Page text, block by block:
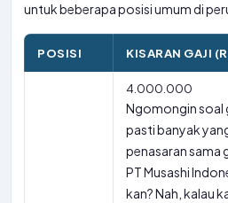
untuk beberapa posisi umum di
POSISI KISARAN GAJI
4.000.000
Ngomongin soal
pasti banyak
penasaran sama
PT Musashi
kan? Nah, kalau